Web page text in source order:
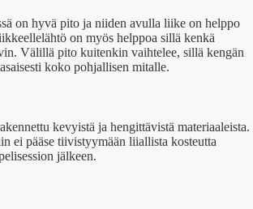
on hyvä pito ja niiden avulla liike on helppo
on myös helppoa sillä kenkä
Välillä pito kuitenkin vaihtelee, sillä kengän
koko pohjallisen mitalle.
kevyistä ja hengittävistä materiaaleista.
ei pääse tiivistyymään liiallista kosteutta
jälkeen.